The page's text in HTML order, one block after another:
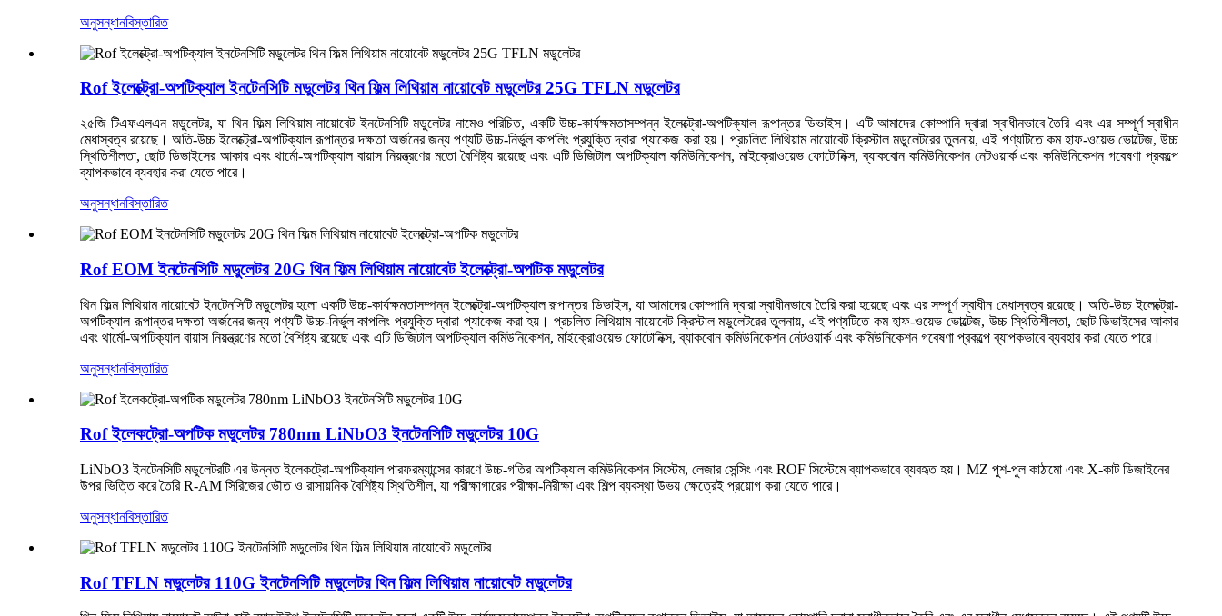
অনুসন্ধানবিস্তারিত
Rof ইলেক্ট্রো-অপটিক্যাল ইনটেনসিটি মডুলেটর থিন ফিল্ম লিথিয়াম নায়োবেট মডুলেটর 25G TFLN মডুলেটর
২৫জি টিএফএলএন মডুলেটর, যা থিন ফিল্ম লিথিয়াম নায়োবেট ইনটেনসিটি মডুলেটর নামেও পরিচিত, একটি উচ্চ-কার্যক্ষমতাসম্পন্ন ইলেক্ট্রো-অপটিক্যাল রূপান্তর ডিভাইস। এটি আমাদের কোম্পানি দ্বারা স্বাধীনভাবে তৈরি এবং এর সম্পূর্ণ স্বাধীন
মেধাস্বত্ব রয়েছে। অতি-উচ্চ ইলেক্ট্রো-অপটিক্যাল রূপান্তর দক্ষতা অর্জনের জন্য পণ্যটি উচ্চ-নির্ভুল কাপলিং প্রযুক্তি দ্বারা প্যাকেজ করা হয়। প্রচলিত লিথিয়াম নায়োবেট ক্রিস্টাল মডুলেটরের তুলনায়, এই পণ্যটিতে কম হাফ-ওয়েভ ভোল্টেজ, উচ্চ
স্থিতিশীলতা, ছোট ডিভাইসের আকার এবং থার্মো-অপটিক্যাল বায়াস নিয়ন্ত্রণের মতো বৈশিষ্ট্য রয়েছে এবং এটি ডিজিটাল অপটিক্যাল কমিউনিকেশন, মাইক্রোওয়েভ ফোটোনিক্স, ব্যাকবোন কমিউনিকেশন নেটওয়ার্ক এবং কমিউনিকেশন গবেষণা প্রকল্পে
ব্যাপকভাবে ব্যবহার করা যেতে পারে।
অনুসন্ধানবিস্তারিত
Rof EOM ইনটেনসিটি মডুলেটর 20G থিন ফিল্ম লিথিয়াম নায়োবেট ইলেক্ট্রো-অপটিক মডুলেটর
থিন ফিল্ম লিথিয়াম নায়োবেট ইনটেনসিটি মডুলেটর হলো একটি উচ্চ-কার্যক্ষমতাসম্পন্ন ইলেক্ট্রো-অপটিক্যাল রূপান্তর ডিভাইস, যা আমাদের কোম্পানি দ্বারা স্বাধীনভাবে তৈরি করা হয়েছে এবং এর সম্পূর্ণ স্বাধীন মেধাস্বত্ব রয়েছে। অতি-উচ্চ ইলেক্ট্রো-
অপটিক্যাল রূপান্তর দক্ষতা অর্জনের জন্য পণ্যটি উচ্চ-নির্ভুল কাপলিং প্রযুক্তি দ্বারা প্যাকেজ করা হয়। প্রচলিত লিথিয়াম নায়োবেট ক্রিস্টাল মডুলেটরের তুলনায়, এই পণ্যটিতে কম হাফ-ওয়েভ ভোল্টেজ, উচ্চ স্থিতিশীলতা, ছোট ডিভাইসের আকার
এবং থার্মো-অপটিক্যাল বায়াস নিয়ন্ত্রণের মতো বৈশিষ্ট্য রয়েছে এবং এটি ডিজিটাল অপটিক্যাল কমিউনিকেশন, মাইক্রোওয়েভ ফোটোনিক্স, ব্যাকবোন কমিউনিকেশন নেটওয়ার্ক এবং কমিউনিকেশন গবেষণা প্রকল্পে ব্যাপকভাবে ব্যবহার করা যেতে পারে।
অনুসন্ধানবিস্তারিত
Rof ইলেকট্রো-অপটিক মডুলেটর 780nm LiNbO3 ইনটেনসিটি মডুলেটর 10G
LiNbO3 ইনটেনসিটি মডুলেটরটি এর উন্নত ইলেকট্রো-অপটিক্যাল পারফরম্যান্সের কারণে উচ্চ-গতির অপটিক্যাল কমিউনিকেশন সিস্টেম, লেজার সেন্সিং এবং ROF সিস্টেমে ব্যাপকভাবে ব্যবহৃত হয়। MZ পুশ-পুল কাঠামো এবং X-কাট ডিজাইনের
উপর ভিত্তি করে তৈরি R-AM সিরিজের ভৌত ও রাসায়নিক বৈশিষ্ট্য স্থিতিশীল, যা পরীক্ষাগারের পরীক্ষা-নিরীক্ষা এবং শিল্প ব্যবস্থা উভয় ক্ষেত্রেই প্রয়োগ করা যেতে পারে।
অনুসন্ধানবিস্তারিত
Rof TFLN মডুলেটর 110G ইনটেনসিটি মডুলেটর থিন ফিল্ম লিথিয়াম নায়োবেট মডুলেটর